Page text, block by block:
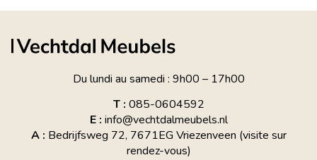
Du lundi au samedi : 9h00 – 17h00
T : 085-0604592
E : info@vechtdalmeubels.nl
A : Bedrijfsweg 72, 7671EG Vriezenveen (visite sur
rendez-vous)